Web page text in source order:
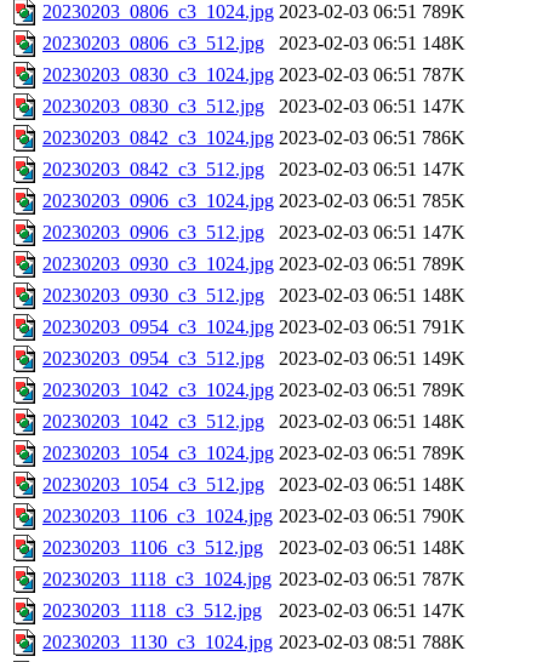
20230203_0806_c3_1024.jpg 2023-02-03 06:51 789K
20230203_0806_c3_512.jpg
2023-02-03 06:51 148K
20230203_0830_c3_1024.jpg 2023-02-03 06:51 787K
20230203_0830_c3_512.jpg
2023-02-03 06:51 147K
20230203_0842_c3_1024.jpg 2023-02-03 06:51 786K
20230203_0842_c3_512.jpg
2023-02-03 06:51 147K
20230203_0906_c3_1024.jpg 2023-02-03 06:51 785K
20230203_0906_c3_512.jpg
2023-02-03 06:51 147K
20230203_0930_c3_1024.jpg 2023-02-03 06:51 789K
20230203_0930_c3_512.jpg
2023-02-03 06:51 148K
20230203_0954_c3_1024.jpg 2023-02-03 06:51 791K
20230203_0954_c3_512.jpg
2023-02-03 06:51 149K
20230203_1042_c3_1024.jpg 2023-02-03 06:51 789K
20230203_1042_c3_512.jpg
2023-02-03 06:51 148K
20230203_1054_c3_1024.jpg 2023-02-03 06:51 789K
20230203_1054_c3_512.jpg
2023-02-03 06:51 148K
20230203_1106_c3_1024.jpg 2023-02-03 06:51 790K
20230203_1106_c3_512.jpg
2023-02-03 06:51 148K
20230203_1118_c3_1024.jpg 2023-02-03 06:51 787K
20230203_1118_c3_512.jpg
2023-02-03 06:51 147K
20230203_1130_c3_1024.jpg 2023-02-03 08:51 788K